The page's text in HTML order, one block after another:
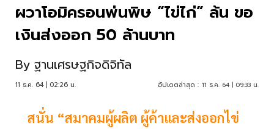
ผวาโอมิครอนพ่นพิษ “ไข่ไก่” ล้น ขอ
เงินส่งออก 50 ล้านบาท
By ฐานเศรษฐกิจดิจิทัล
11 ธ.ค. 64 | 02:26 น. อัปเดตล่าสุด : 11 ธ.ค. 64 | 09:33 น.
สนั่น “สมาคมผู้ผลิต ผู้ค้าและส่งออกไข่